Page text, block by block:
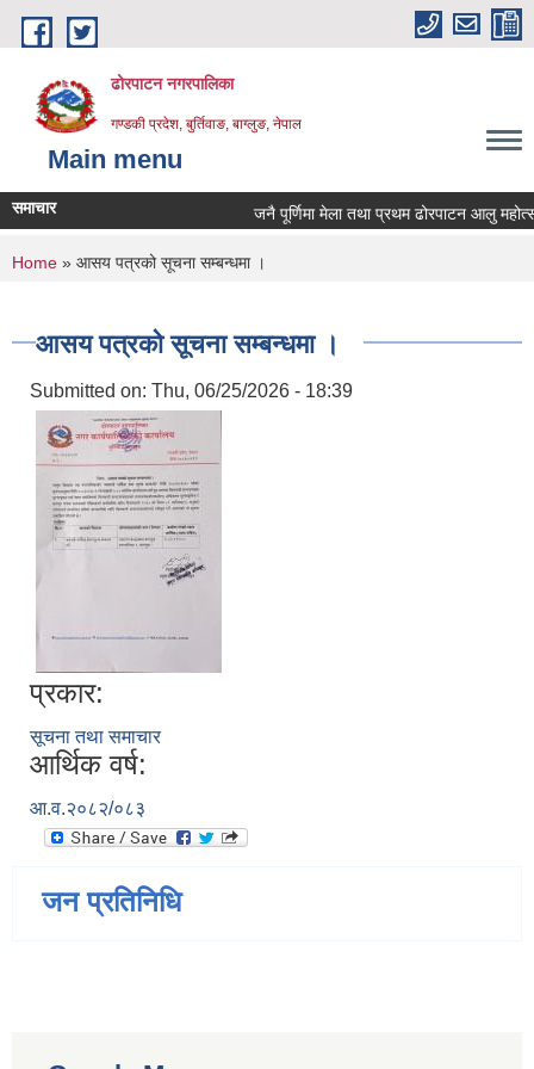
Skip to main content
ढोरपाटन नगरपालिका
गण्डकी प्रदेश, बुर्तिवाङ, बाग्लुङ, नेपाल
Main menu
समाचार जनै पूर्णिमा मेला तथा प्रथम ढोरपाटन आलु
You are here
Home » आसय पत्रको सूचना सम्बन्धमा ।
आसय पत्रको सूचना सम्बन्धमा ।
Submitted on: Thu, 06/25/2026 - 18:39
प्रकार:
सूचना तथा समाचार
आर्थिक वर्ष:
आ.व.२०८२/०८३
जन प्रतिनिधि